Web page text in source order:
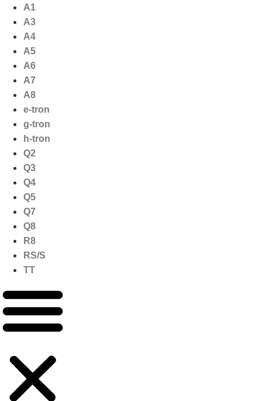
naar
inhoud
A1
A3
A4
A5
A6
A7
A8
e-tron
g-tron
h-tron
Q2
Q3
Q4
Q5
Q7
Q8
R8
RS/S
TT